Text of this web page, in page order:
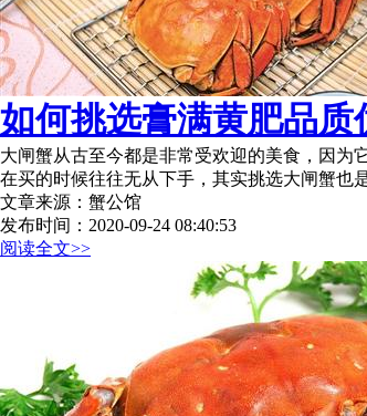
如何挑选膏满黄肥品质
大闸蟹从古至今都是非常受欢迎的美食，因为
在买的时候往往无从下手，其实挑选大闸蟹
文章来源：蟹公馆
发布时间：2020-09-24 08:40:53
阅读全文>>